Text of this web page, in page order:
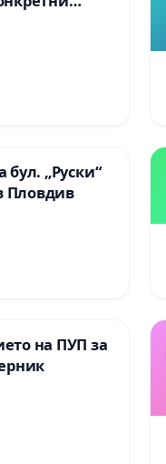
на
на
- к.к.
„Руски“
Пловдив
на ПУП за